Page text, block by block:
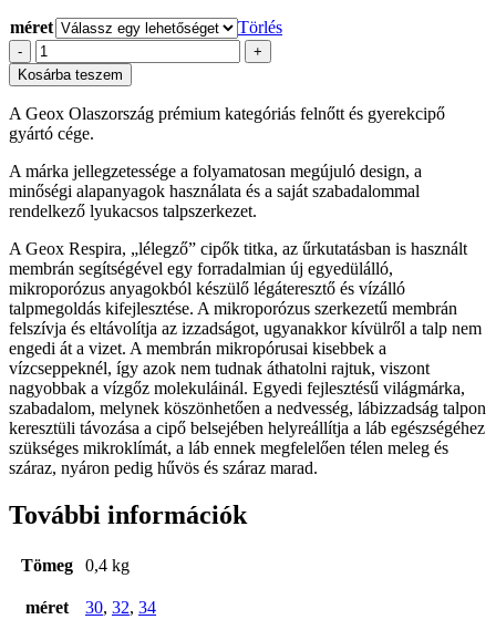
méret Törlés
-
Geox
átmeneti
fiú
cipő,
sportcipő
32,
34
mennyiség
+
Kosárba teszem
A Geox Olaszország prémium kategóriás felnőtt és gyerekcipő
gyártó cége.
A márka jellegzetessége a folyamatosan megújuló design, a
minőségi alapanyagok használata és a saját szabadalommal
rendelkező lyukacsos talpszerkezet.
A Geox Respira, „lélegző” cipők titka, az űrkutatásban is használt
membrán segítségével egy forradalmian új egyedülálló,
mikroporózus anyagokból készülő légáteresztő és vízálló
talpmegoldás kifejlesztése. A mikroporózus szerkezetű membrán
felszívja és eltávolítja az izzadságot, ugyanakkor kívülről a talp nem
engedi át a vizet. A membrán mikropórusai kisebbek a
vízcseppeknél, így azok nem tudnak áthatolni rajtuk, viszont
nagyobbak a vízgőz molekuláinál. Egyedi fejlesztésű világmárka,
szabadalom, melynek köszönhetően a nedvesség, lábizzadság talpon
keresztüli távozása a cipő belsejében helyreállítja a láb egészségéhez
szükséges mikroklímát, a láb ennek megfelelően télen meleg és
száraz, nyáron pedig hűvös és száraz marad.
További információk
Tömeg 0,4 kg
méret 30, 32, 34